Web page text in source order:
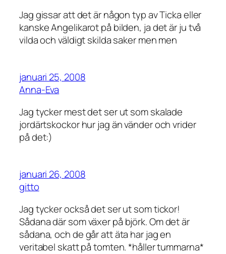
Jag gissar att det är någon typ av Ticka eller
kanske Angelikarot på bilden, ja det är ju två
vilda och väldigt skilda saker men men
januari 25, 2008
Anna-Eva
Jag tycker mest det ser ut som skalade
jordärtskockor hur jag än vänder och vrider
på det:)
januari 26, 2008
gitto
Jag tycker också det ser ut som tickor!
Sådana där som växer på björk. Om det är
sådana, och de går att äta har jag en
veritabel skatt på tomten. *håller tummarna*